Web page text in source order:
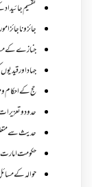
تقسیم
جائز و
جنازے
جہاد اور
حج کے احکام
حدود و
حدیث سے
حکومت
حوالہ کے